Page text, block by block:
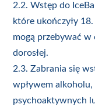
2.2. Wstęp do
które ukończyły
mogą przebywać w
dorosłej.
2.3. Zabrania się
wpływem
psychoaktywnych